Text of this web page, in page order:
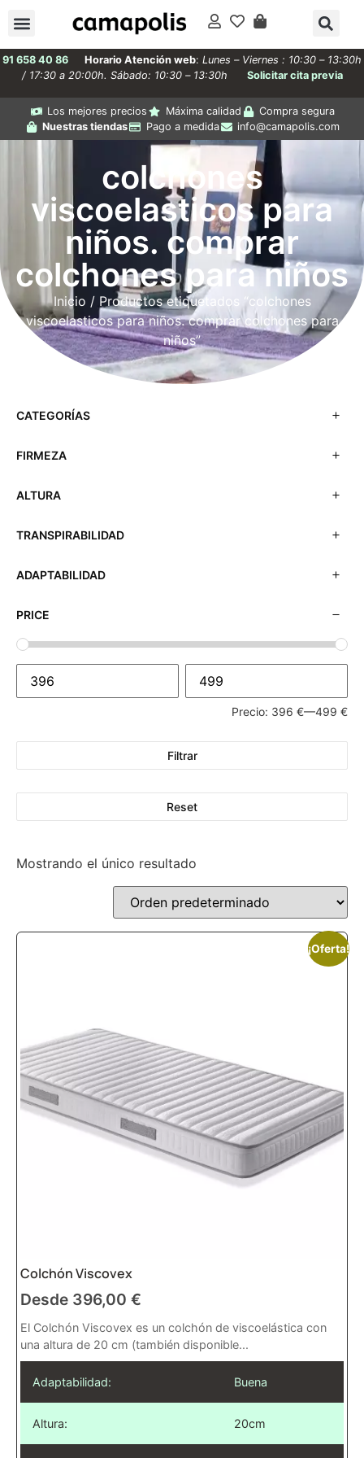
91 658 40 86 Horario Atención web: Lunes – Viernes : 10:30 – 13:30h
/ 17:30 a 20:00h. Sábado: 10:30 – 13:30h
Solicitar cita previa
Los mejores precios Máxima calidad
Compra segura
Nuestras tiendas
Pago a medida info@camapolis.com
colchones
viscoelasticos para
niños. comprar
colchones para niños
Inicio / Productos etiquetados “colchones
viscoelasticos para niños. comprar colchones para
niños”
CATEGORÍAS
FIRMEZA
ALTURA
TRANSPIRABILIDAD
ADAPTABILIDAD
PRICE
Precio: 396 €—499 €
Filtrar
Reset
Mostrando el único resultado
¡Oferta!
Colchón Viscovex
Desde 396,00 €
El Colchón Viscovex es un colchón de viscoelástica con
una altura de 20 cm (también disponible...
Adaptabilidad: Buena
Altura: 20cm